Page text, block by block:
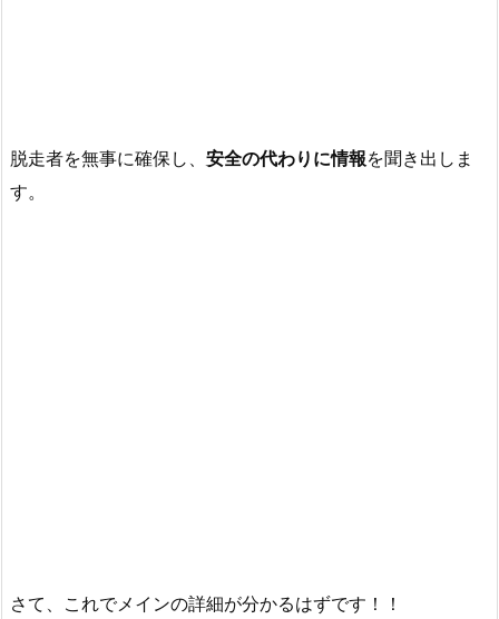
脱走者を無事に確保し、 安全の代わりに情報を聞き出しま
す。
さて、これでメインの詳細が分かるはずです！！